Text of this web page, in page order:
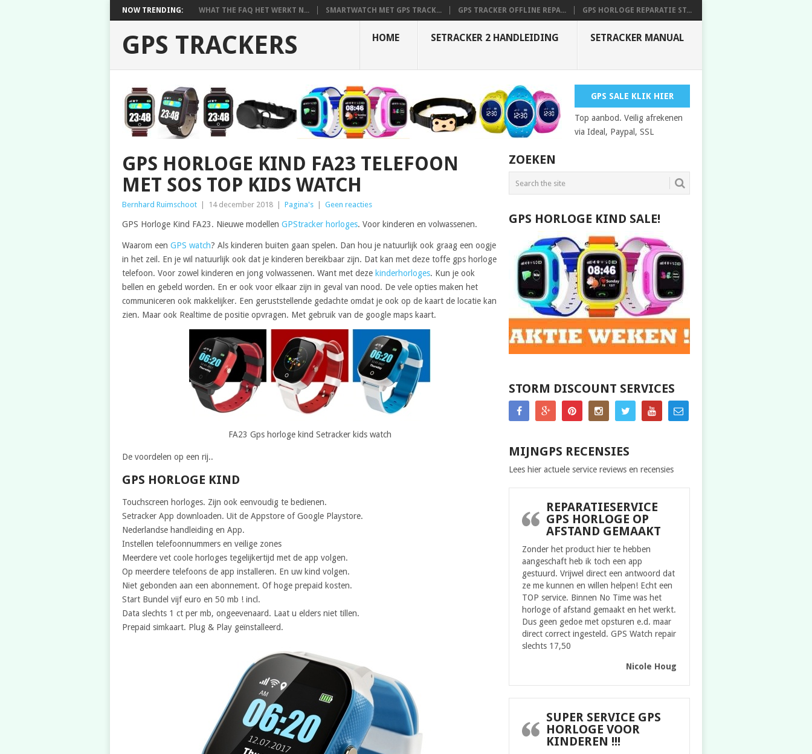
NOW TRENDING: WHAT THE FAQ HET WERKT N... SMARTWATCH MET GPS TRACK... GPS TRACKER OFFLINE REPA... GPS HORLOGE REPARATIE ST...
GPS TRACKERS HOME SETRACKER 2 HANDLEIDING SETRACKER MANUAL
GPS SALE KLIK HIER
Top aanbod. Veilig afrekenen
via Ideal, Paypal, SSL
GPS HORLOGE KIND FA23 TELEFOON
MET SOS TOP KIDS WATCH
Bernhard Ruimschoot 14 december 2018 Pagina's Geen reacties
GPS Horloge Kind FA23. Nieuwe modellen GPStracker horloges. Voor kinderen en volwassenen.
Waarom een GPS watch? Als kinderen buiten gaan spelen. Dan hou je natuurlijk ook graag een oogje
in het zeil. En je wil natuurlijk ook dat je kinderen bereikbaar zijn. Dat kan met deze toffe gps horloge
telefoon. Voor zowel kinderen en jong volwassenen. Want met deze kinderhorloges. Kun je ook
bellen en gebeld worden. En er ook voor elkaar zijn in geval van nood. De vele opties maken het
communiceren ook makkelijker. Een geruststellende gedachte omdat je ook op de kaart de locatie kan
zien. Maar ook Realtime de positie opvragen. Met gebruik van de google maps kaart.
FA23 Gps horloge kind Setracker kids watch
De voordelen op een rij..
GPS HORLOGE KIND
Touchscreen horloges. Zijn ook eenvoudig te bedienen.
Setracker App downloaden. Uit de Appstore of Google Playstore.
Nederlandse handleiding en App.
Instellen telefoonnummers en veilige zones
Meerdere vet coole horloges tegelijkertijd met de app volgen.
Op meerdere telefoons de app installeren. En uw kind volgen.
Niet gebonden aan een abonnement. Of hoge prepaid kosten.
Start Bundel vijf euro en 50 mb ! incl.
Data slechts 1 ct per mb, ongeevenaard. Laat u elders niet tillen.
Prepaid simkaart. Plug & Play geïnstalleerd.
ZOEKEN
GPS HORLOGE KIND SALE!
STORM DISCOUNT SERVICES
MIJNGPS RECENSIES
Lees hier actuele service reviews en recensies
REPARATIESERVICE
GPS HORLOGE OP
AFSTAND GEMAAKT
Zonder het product hier te hebben
aangeschaft heb ik toch een app
gestuurd. Vrijwel direct een antwoord dat
ze me kunnen en willen helpen! Echt een
TOP service. Binnen No Time was het
horloge of afstand gemaakt en het werkt.
Dus geen gedoe met opsturen e.d. maar
direct correct ingesteld. GPS Watch repair
slechts 17,50
Nicole Houg
SUPER SERVICE GPS
HORLOGE VOOR
KINDEREN !!!